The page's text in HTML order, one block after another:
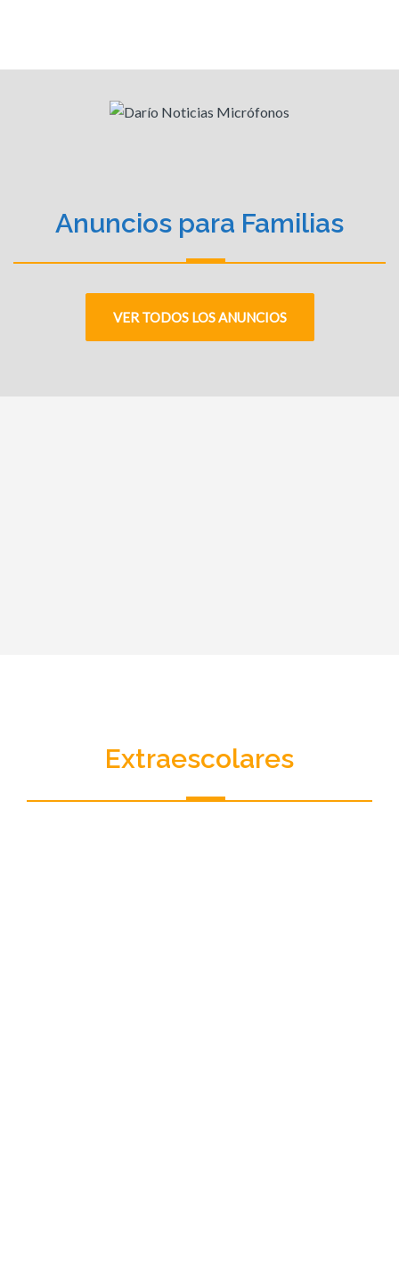
Anuncios para Familias
VER TODOS LOS ANUNCIOS
Extraescolares